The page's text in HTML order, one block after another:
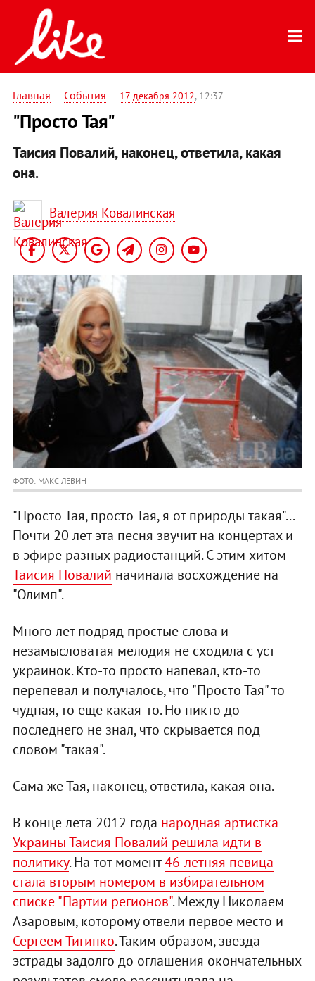
Главная — События — 17 декабря 2012, 12:37
"Просто Тая"
Таисия Повалий, наконец, ответила, какая
она.
Валерия Ковалинская
ФОТО: МАКС ЛЕВИН
"Просто Тая, просто Тая, я от природы такая"...
Почти 20 лет эта песня звучит на концертах и
в эфире разных радиостанций. С этим хитом
Таисия Повалий начинала восхождение на
"Олимп".
Много лет подряд простые слова и
незамысловатая мелодия не сходила с уст
украинок. Кто-то просто напевал, кто-то
перепевал и получалось, что "Просто Тая" то
чудная, то еще какая-то. Но никто до
последнего не знал, что скрывается под
словом "такая".
Сама же Тая, наконец, ответила, какая она.
В конце лета 2012 года народная артистка
Украины Таисия Повалий решила идти в
политику. На тот момент46-летняя певица
стала вторым номером в избирательном
списке "Партии регионов". Между Николаем
Азаровым, которому отвели первое место и
Сергеем Тигипко. Таким образом, звезда
эстрады задолго до оглашения окончательных